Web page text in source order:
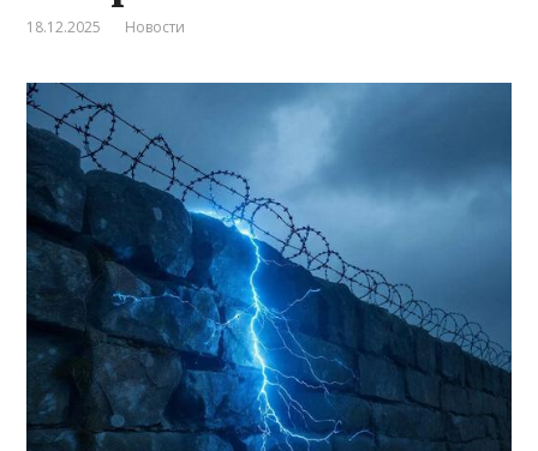
18.12.2025 Новости